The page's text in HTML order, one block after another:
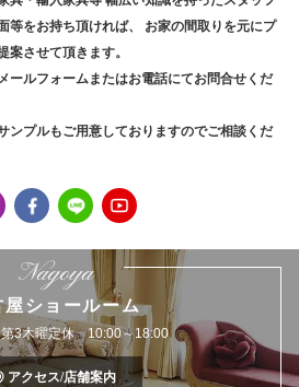
等をお持ち頂ければ、
お家の間取りを元にプ
案させて頂きます。
ールフォームまたはお電話にてお問合せくだ
ンプルもご用意しておりますのでご相談くだ
Nagoya
屋ショールーム
第3木曜定休 10:00～18:00
アクセス/店舗案内